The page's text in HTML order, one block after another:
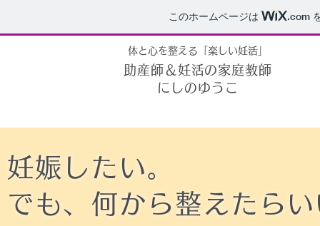
このホームページは .com
体と心を整える「楽しい妊活」
助産師＆妊活の家庭教師
にしのゆうこ
妊娠したい。
でも、何から整えたら